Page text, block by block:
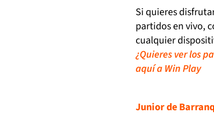
Si quieres
partidos en vivo,
cualquier
¿Quieres ver los
aquí a Win Play
Junior de